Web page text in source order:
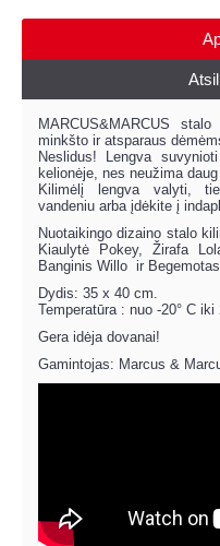
MARCUS&MARCUS
minkšto ir atsparaus
Neslidus! Lengva
kelionėje, nes neužima
Kilimėlį lengva valyti,
vandeniu arba įdėkite į
Nuotaikingo dizaino stalo
Kiaulytė Pokey, Žirafa
Banginis Willo ir
Dydis: 35 x 40 cm.
Temperatūra : nuo -20° C iki
Gera idėja dovanai!
Gamintojas: Marcus &